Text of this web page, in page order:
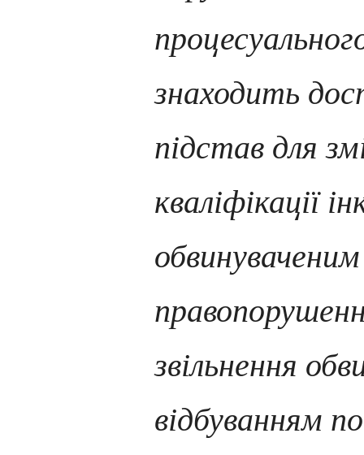
знаходить
підстав для
кваліфікації
звільнення
відбуванням